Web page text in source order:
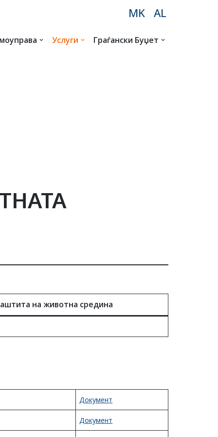
MK AL
Услуги
Граѓански Буџет
на животна средина
Документ
Документ